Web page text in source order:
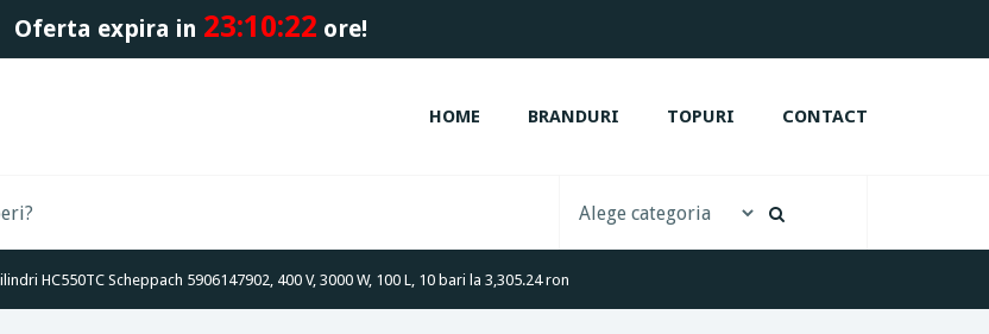
HOME BRANDURI TOPURI CONTACT
HC550TC Scheppach 5906147902, 400 V, 3000 W, 100 L, 10 bari la 3,305.24 ron
Oferta expira in 23:10:21 ore!